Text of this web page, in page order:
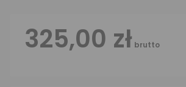
325,00 zł brutto